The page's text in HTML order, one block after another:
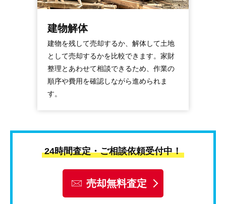
建物解体
建物を残して売却するか、解体して土地
として売却するかを比較できます。家財
整理とあわせて相談できるため、作業の
順序や費用を確認しながら進められま
す。
24時間査定・ご相談依頼受付中！
売却無料査定